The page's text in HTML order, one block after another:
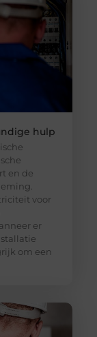
hulp
en de
voor
er
om een